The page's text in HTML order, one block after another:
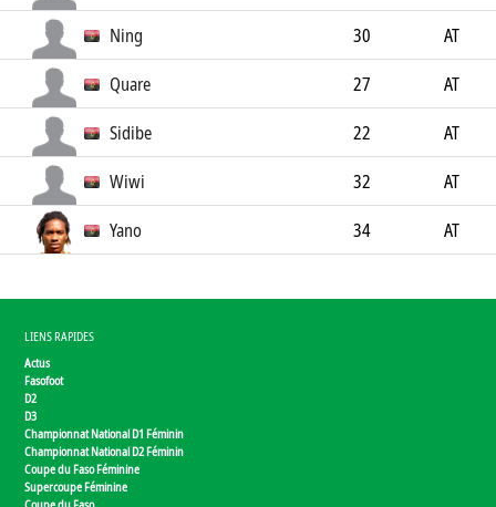
Ning
30
AT
Quare
27
AT
Sidibe
22
AT
Wiwi
32
AT
Yano
34 AT
LIENS RAPIDES
Actus
Fasofoot
D2
D3
Championnat National D1 Féminin
Championnat National D2 Féminin
Coupe du Faso Féminine
Supercoupe Féminine